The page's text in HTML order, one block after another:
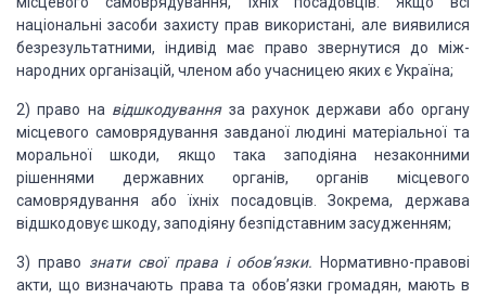
національні засоби захисту прав використані, але виявилися
безрезультатними, індивід має право звернутися до між­
народних організацій, членом або учасницею яких є Україна;
2) право на відшкодування за рахунок держави або органу
місцевого самоврядування завданої людині матеріальної та
моральної шкоди, якщо така заподіяна незаконними
рішеннями державних органів, органів місцевого
самоврядування або їхніх посадовців. Зокрема, держава
відшкодовує шкоду, заподіяну безпідставним засудженням;
3) право знати свої права іобов’язки. Нормативно-правові
акти, що визначають права та обов’язки громадян, мають в